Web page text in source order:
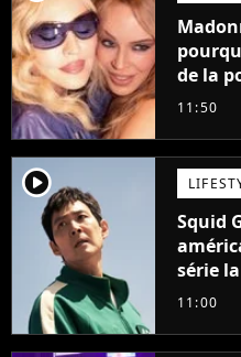
de la
11:50
player2
Squid
série
11:00